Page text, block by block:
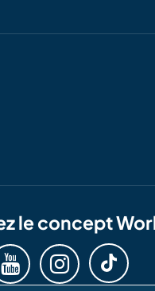
le concept